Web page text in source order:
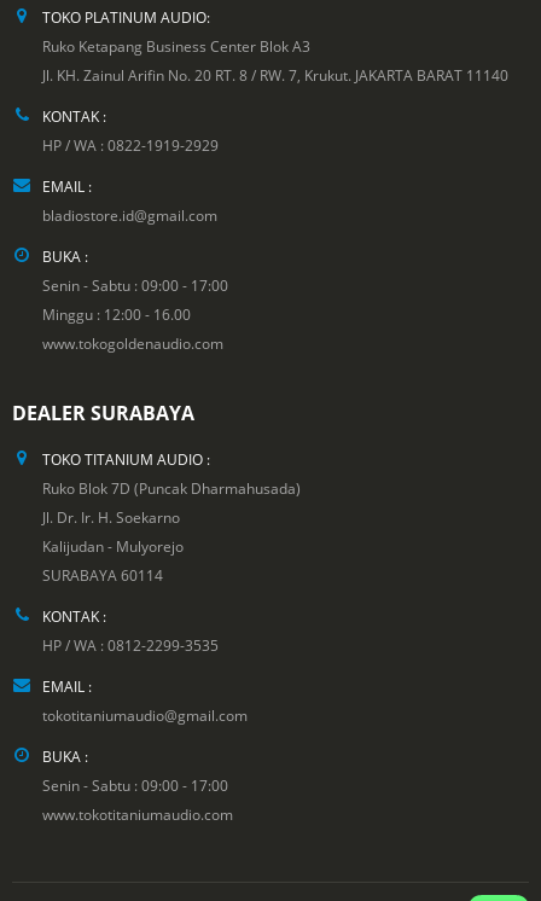
TOKO PLATINUM AUDIO:
Ruko Ketapang Business Center Blok A3
Jl. KH. Zainul Arifin No. 20 RT. 8 / RW. 7, Krukut. JAKARTA BARAT 11140
KONTAK :
HP / WA : 0822-1919-2929
EMAIL :
bladiostore.id@gmail.com
BUKA :
Senin - Sabtu : 09:00 - 17:00
Minggu : 12:00 - 16.00
www.tokogoldenaudio.com
DEALER SURABAYA
TOKO TITANIUM AUDIO :
Ruko Blok 7D (Puncak Dharmahusada)
Jl. Dr. Ir. H. Soekarno
Kalijudan - Mulyorejo
SURABAYA 60114
KONTAK :
HP / WA : 0812-2299-3535
EMAIL :
tokotitaniumaudio@gmail.com
BUKA :
Senin - Sabtu : 09:00 - 17:00
www.tokotitaniumaudio.com